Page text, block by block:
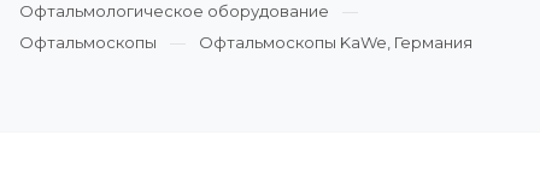
Офтальмологическое оборудование
Офтальмоскопы
Офтальмоскопы KaWe, Германия